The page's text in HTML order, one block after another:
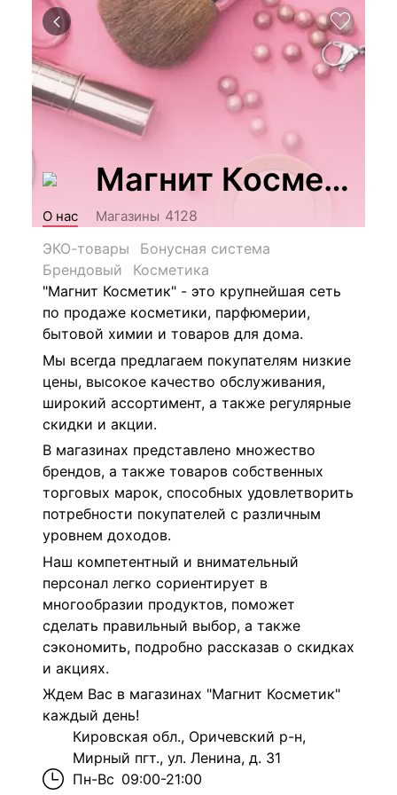
Магнит Косметик
О нас Магазины 4128
ЭКО-товары
Бонусная система
Брендовый
Косметика
"Магнит Косметик" - это крупнейшая сеть
по продаже косметики, парфюмерии,
бытовой химии и товаров для дома.
Мы всегда предлагаем покупателям низкие
цены, высокое качество обслуживания,
широкий ассортимент, а также регулярные
скидки и акции.
В магазинах представлено множество
брендов, а также товаров собственных
торговых марок, способных удовлетворить
потребности покупателей с различным
уровнем доходов.
Наш компетентный и внимательный
персонал легко сориентирует в
многообразии продуктов, поможет
сделать правильный выбор, а также
сэкономить, подробно рассказав о скидках
и акциях.
Ждем Вас в магазинах "Магнит Косметик"
каждый день!
Кировская обл., Оричевский р-н,
Мирный пгт., ул. Ленина, д. 31
Пн-Вс 09:00-21:00